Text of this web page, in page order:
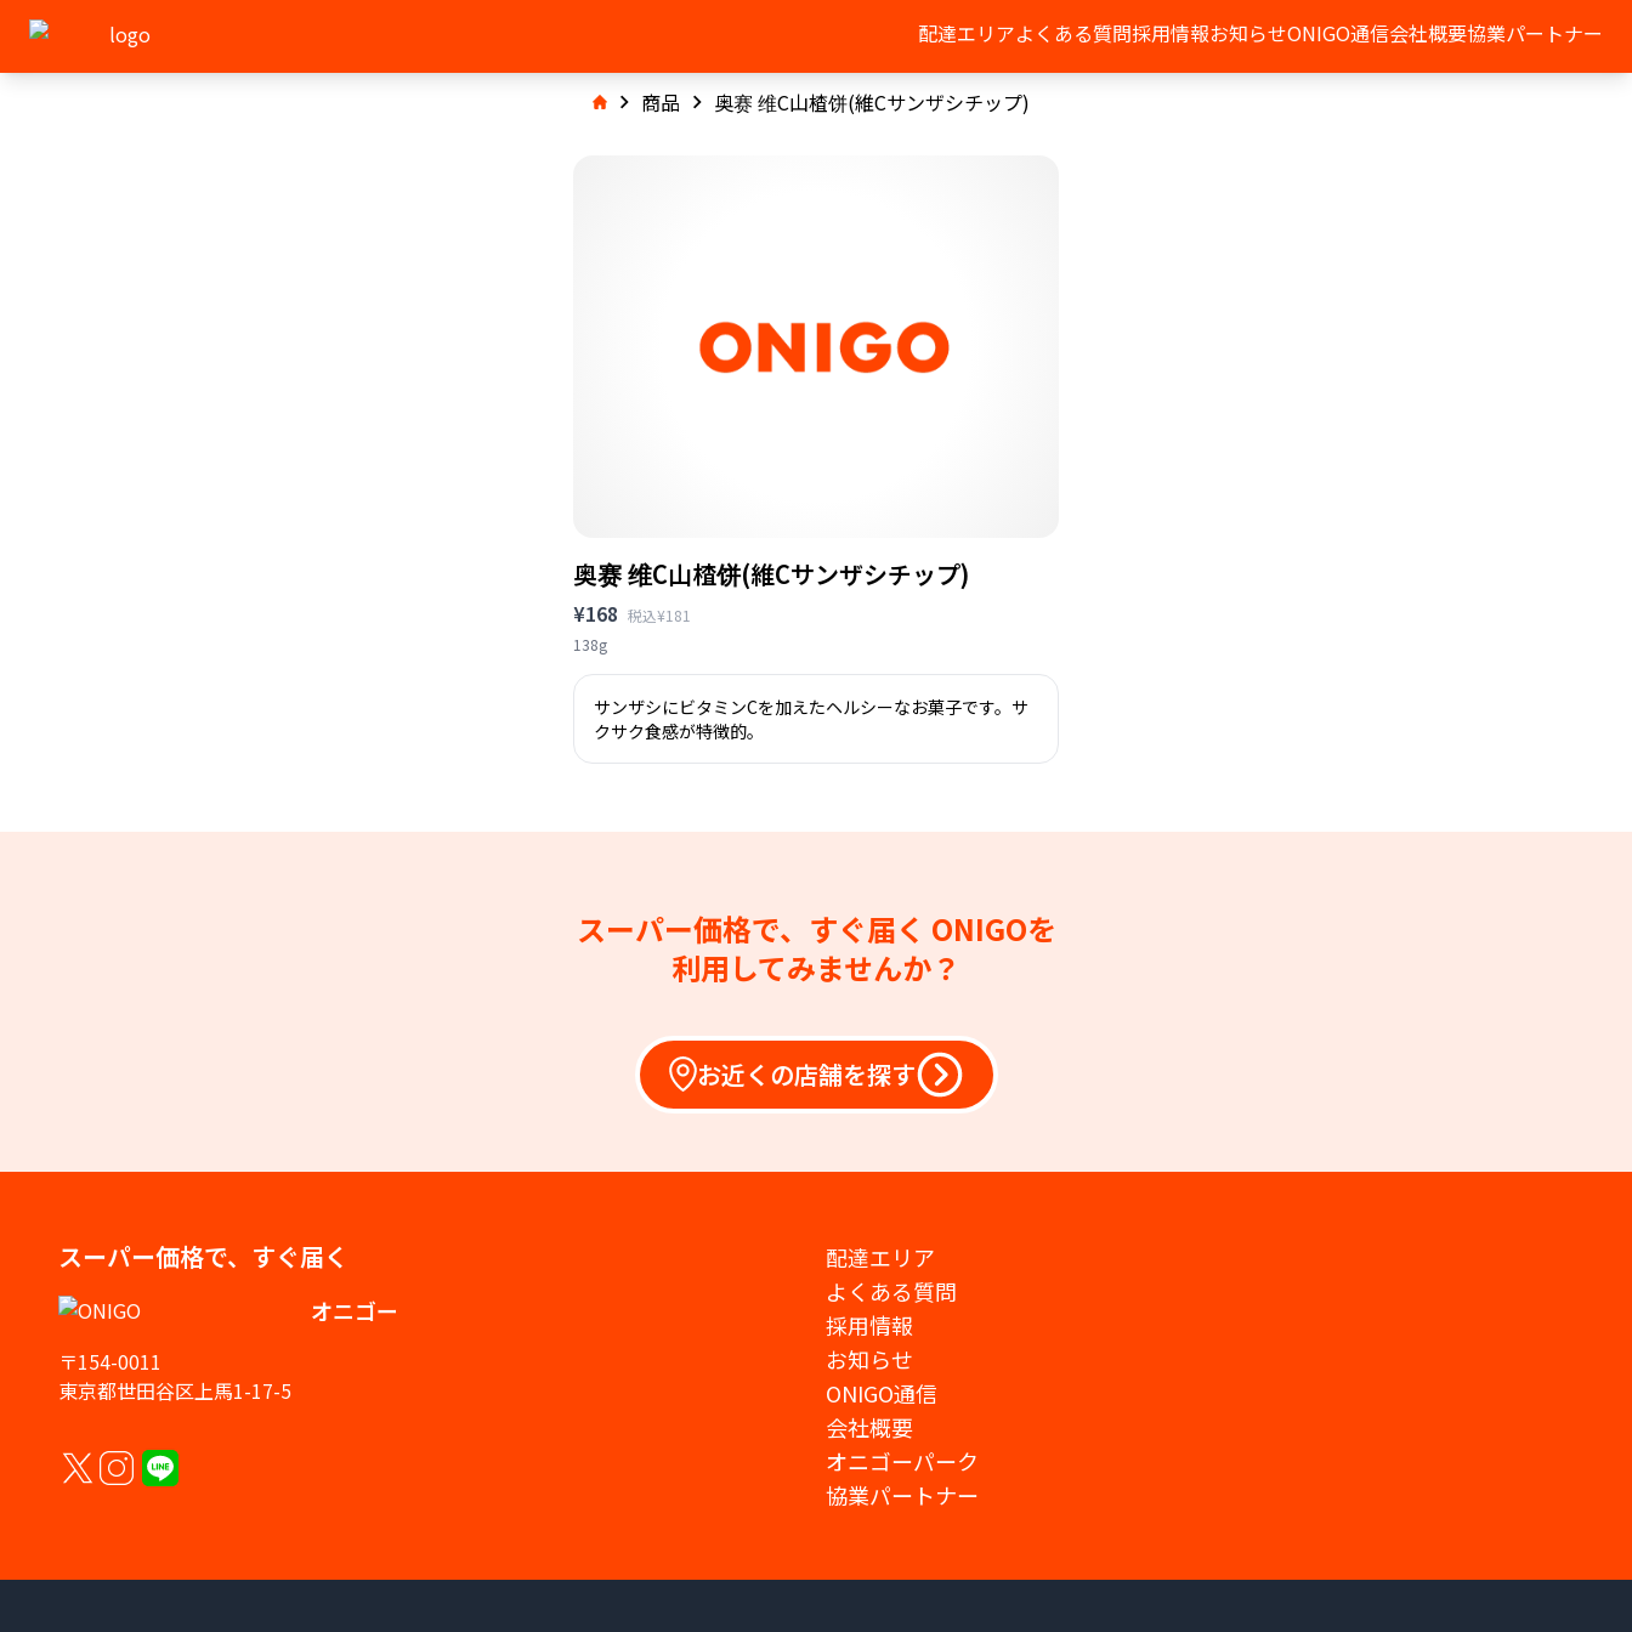
配達エリアよくある質問採用情報お知らせONIGO通信会社概要協業パートナー
商品 奥赛 维C山楂饼(維Cサンザシチップ)
奥赛 维C山楂饼(維Cサンザシチップ)
¥168 税込¥181
138g
サンザシにビタミンCを加えたヘルシーなお菓子です。サ
クサク食感が特徴的。
スーパー価格で、すぐ届く ONIGOを
利用してみませんか？
お近くの店舗を探す
スーパー価格で、すぐ届く
オニゴー
〒154-0011
東京都世田谷区上馬1-17-5
配達エリア
よくある質問
採用情報
お知らせ
ONIGO通信
会社概要
オニゴーパーク
協業パートナー